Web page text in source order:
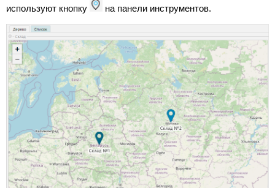
используют кнопку
на панели инструментов.